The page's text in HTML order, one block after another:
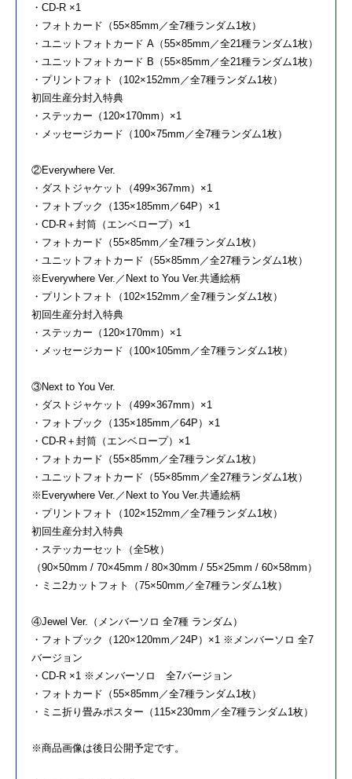
・CD-R ×1
・フォトカード（55×85mm／全7種ランダム1枚）
・ユニットフォトカード A（55×85mm／全21種ランダム1枚）
・ユニットフォトカード B（55×85mm／全21種ランダム1枚）
・プリントフォト（102×152mm／全7種ランダム1枚）
初回生産分封入特典
・ステッカー（120×170mm）×1
・メッセージカード（100×75mm／全7種ランダム1枚）
②Everywhere Ver.
・ダストジャケット（499×367mm）×1
・フォトブック（135×185mm／64P）×1
・CD-R＋封筒（エンベロープ）×1
・フォトカード（55×85mm／全7種ランダム1枚）
・ユニットフォトカード（55×85mm／全27種ランダム1枚）
※Everywhere Ver.／Next to You Ver.共通絵柄
・プリントフォト（102×152mm／全7種ランダム1枚）
初回生産分封入特典
・ステッカー（120×170mm）×1
・メッセージカード（100×105mm／全7種ランダム1枚）
③Next to You Ver.
・ダストジャケット（499×367mm）×1
・フォトブック（135×185mm／64P）×1
・CD-R＋封筒（エンベロープ）×1
・フォトカード（55×85mm／全7種ランダム1枚）
・ユニットフォトカード（55×85mm／全27種ランダム1枚）
※Everywhere Ver.／Next to You Ver.共通絵柄
・プリントフォト（102×152mm／全7種ランダム1枚）
初回生産分封入特典
・ステッカーセット（全5枚）
（90×50mm / 70×45mm / 80×30mm / 55×25mm / 60×58mm）
・ミニ2カットフォト（75×50mm／全7種ランダム1枚）
④Jewel Ver.（メンバーソロ 全7種 ランダム）
・フォトブック（120×120mm／24P）×1 ※メンバーソロ 全7
バージョン
・CD-R ×1 ※メンバーソロ 全7バージョン
・フォトカード（55×85mm／全7種ランダム1枚）
・ミニ折り畳みポスター（115×230mm／全7種ランダム1枚）
※商品画像は後日公開予定です。